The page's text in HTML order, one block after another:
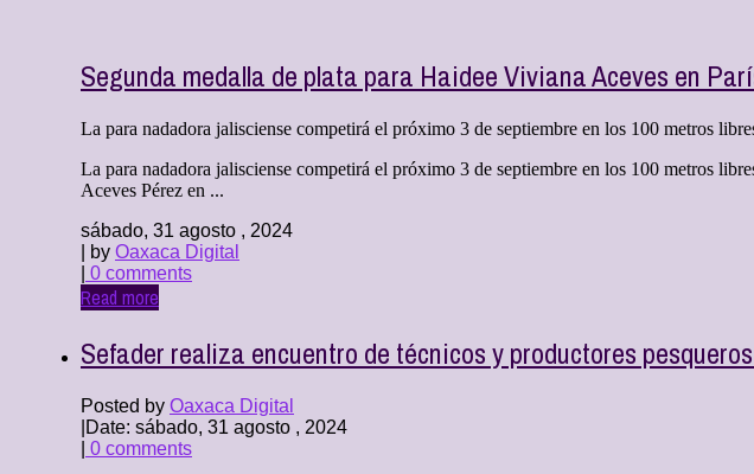
Segunda medalla de plata para Haidee Viviana Aceves en
La para nadadora jalisciense competirá el próximo 3 de septiembre en los 100 metros
La para nadadora jalisciense competirá el próximo 3 de septiembre en los 100 metros
Aceves Pérez en ...
sábado, 31 agosto , 2024
| by Oaxaca Digital
0 comments
Read more
Sefader realiza encuentro de técnicos y productores
Posted by Oaxaca Digital
Date: sábado, 31 agosto , 2024
0 comments